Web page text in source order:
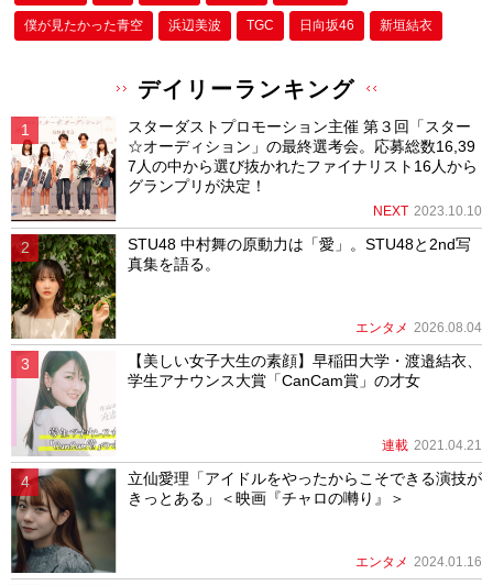
僕が⾒たかった⻘空 浜辺美波 TGC 日向坂46 新垣結衣
デイリーランキング
スターダストプロモーション主催 第３回「スター
☆オーディション」の最終選考会。応募総数16,39
7人の中から選び抜かれたファイナリスト16人から
グランプリが決定！
NEXT 2023.10.10
STU48 中村舞の原動力は「愛」。STU48と2nd写
真集を語る。
エンタメ 2026.08.04
【美しい女子大生の素顔】早稲田大学・渡邉結衣、
学生アナウンス大賞「CanCam賞」の才女
連載 2021.04.21
立仙愛理「アイドルをやったからこそできる演技が
きっとある」＜映画『チャロの囀り』＞
エンタメ 2024.01.16